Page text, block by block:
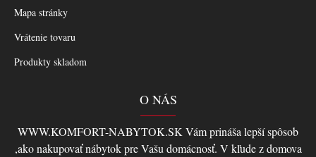
Mapa stránky
Vrátenie tovaru
Produkty skladom
O NÁS
WWW.KOMFORT-NABYTOK.SK Vám prináša lepší spôsob
,ako nakupovať nábytok pre Vašu domácnosť. V kľude z domova